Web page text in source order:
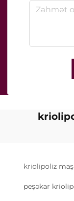
kriolipoliz
peşəkar